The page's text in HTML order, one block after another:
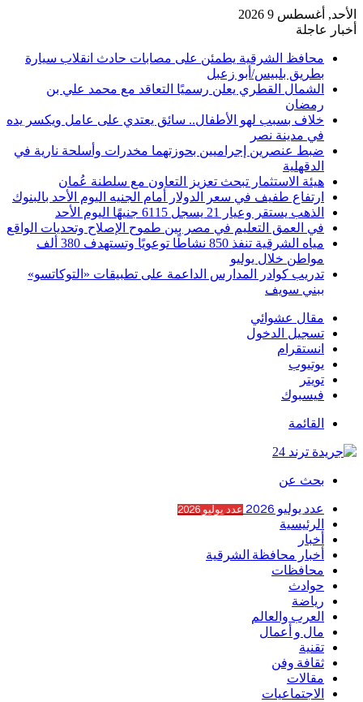
الأحد, أغسطس 9 2026
أخبار عاجلة
محافظ الشرقية يطمئن على مصابات حادث انقلاب سيارة
بطريق بلبيس/أبو زعبل
الشمال القطري يعلن رسميًا التعاقد مع محمد علي بن
رمضان
خلاف بسبب لهو الأطفال.. سائق يعتدي على عامل ويكسر يده
في مدينة نصر
ضبط عنصرين إجراميين بحوزتهما مخدرات وأسلحة نارية في
الدقهلية
هيئة الاستثمار تبحث تعزيز التعاون مع سلطنة عُمان
ارتفاع طفيف في سعر الدولار أمام الجنيه اليوم الأحد بالبنوك
الذهب يستقر وعيار 21 يسجل 6115 جنيهًا اليوم الأحد
في العمق التعليم في مصر بين طموح الإصلاح وتحديات الواقع
مياه الشرقية تنفذ 850 نشاطًا توعويًا وتستهدف 380 ألف
مواطن خلال يوليو
تدريب كوادر المدارس الداعمة على تطبيقات «التوكاتسو»
ببني سويف
مقال عشوائي
تسجيل الدخول
انستقرام
يوتيوب
تويتر
فيسبوك
القائمة
بحث عن
عدد يوليو 2026 عدد يوليو 2026
الرئيسية
أخبار
أخبار محافظة الشرقية
محافظات
حوادث
رياضة
العرب والعالم
مال و أعمال
تقنية
ثقافة وفن
مقالات
الاجتماعيات